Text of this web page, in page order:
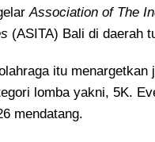
Association of The
(ASITA) Bali di daerah
itu menargetkan
lomba yakni, 5K.
mendatang.